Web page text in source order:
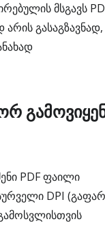
მსგავს
PDF ფაილი
DPI